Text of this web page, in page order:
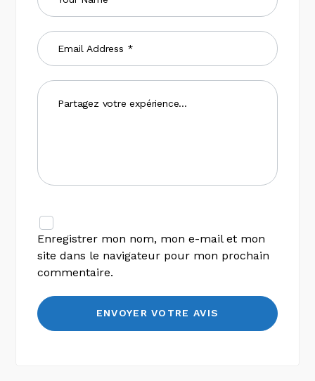
Enregistrer mon nom, mon e-mail et mon
site dans le navigateur pour mon prochain
commentaire.